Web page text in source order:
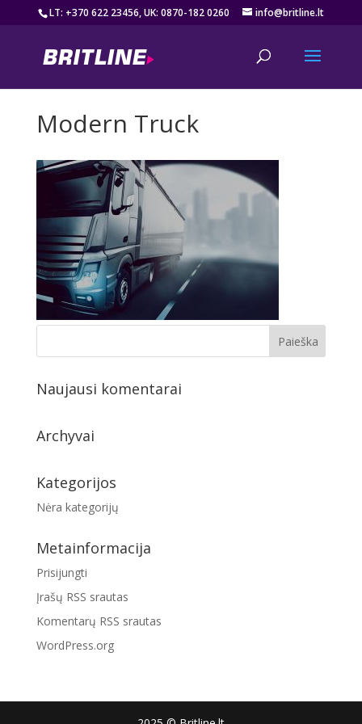
LT: +370 622 23456, UK: 0870-182 0260 info@britline.lt
Modern Truck
Naujausi komentarai
Archyvai
Kategorijos
Nėra kategorijų
Metainformacija
Prisijungti
Įrašų RSS srautas
Komentarų RSS srautas
WordPress.org